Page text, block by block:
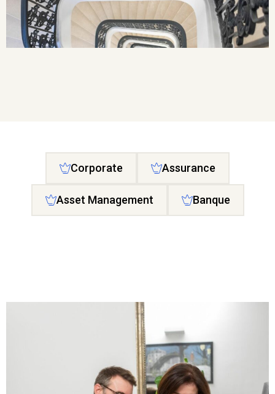
Corporate Assurance
Asset Management Banque